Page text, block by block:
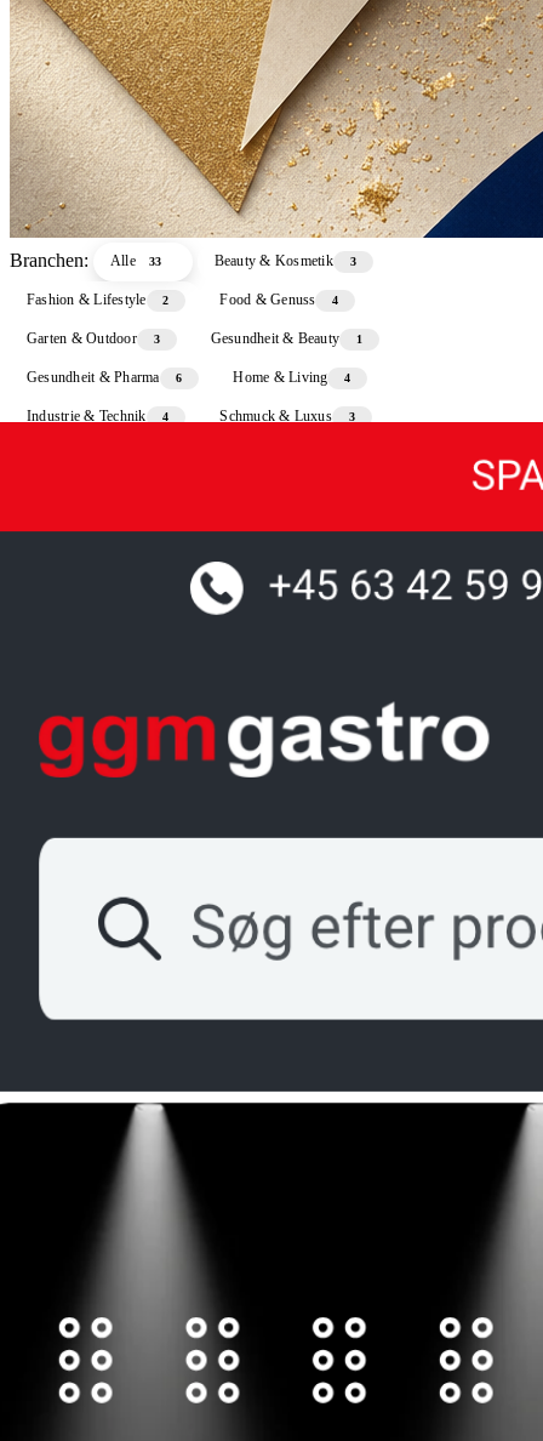
Branchen: Alle 33 Beauty & Kosmetik 3
Fashion & Lifestyle 2 Food & Genuss 4
Garten & Outdoor 3 Gesundheit & Beauty 1
Gesundheit & Pharma 6 Home & Living 4
Industrie & Technik 4 Schmuck & Luxus 3